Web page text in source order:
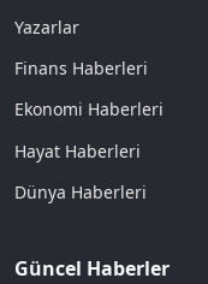
Yazarlar
Finans Haberleri
Ekonomi Haberleri
Hayat Haberleri
Dünya Haberleri
Güncel Haberler